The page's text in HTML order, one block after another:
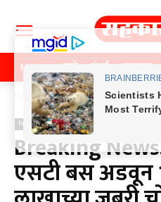
Home पुणे मुंबई महाराष्ट्र
Home Previos News
Previos News
Breaking
एसटी बस अडवून